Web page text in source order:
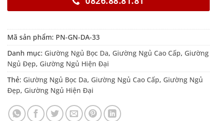
Mã sản phẩm: PN-GN-DA-33
Danh mục: Giường Ngủ Bọc Da, Giường Ngủ Cao Cấp, Giường
Ngủ Đẹp, Giường Ngủ Hiện Đại
Thẻ: Giường Ngủ Bọc Da, Giường Ngủ Cao Cấp, Giường Ngủ
Đẹp, Giường Ngủ Hiện Đại